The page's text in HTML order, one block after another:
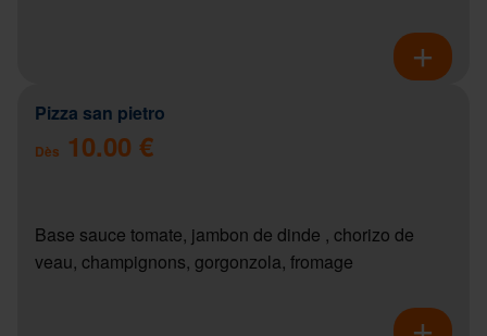
Pizza san pietro
Dès 10.00 €
Base sauce tomate, jambon de dinde , chorizo de
veau, champignons, gorgonzola, fromage